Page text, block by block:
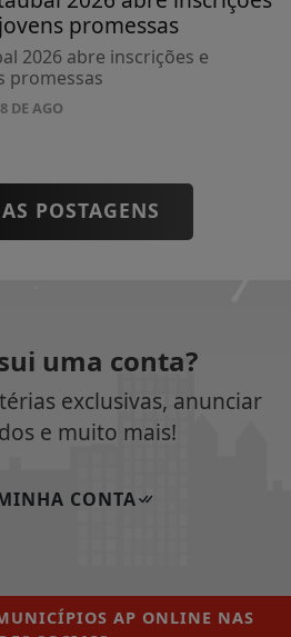
promessas
2026 abre inscrições e
promessas
DE AGO
POSTAGENS
uma conta?
exclusivas, anunciar
e muito mais!
CONTA
AP ONLINE NAS